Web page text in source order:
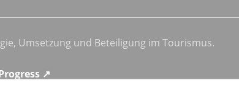
Umsetzung und Beteiligung im Tourismus.
↗